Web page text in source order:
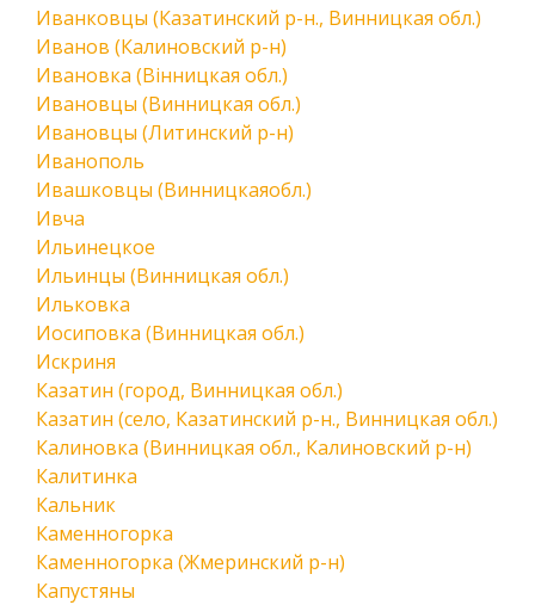
Иванковцы (Казатинский р-н., Винницкая обл.)
Иванов (Калиновский р-н)
Ивановка (Вінницкая обл.)
Ивановцы (Винницкая обл.)
Ивановцы (Литинский р-н)
Иванополь
Ивашковцы (Винницкаяобл.)
Ивча
Ильинецкое
Ильинцы (Винницкая обл.)
Ильковка
Иосиповка (Винницкая обл.)
Искриня
Казатин (город, Винницкая обл.)
Казатин (село, Казатинский р-н., Винницкая обл.)
Калиновка (Винницкая обл., Калиновский р-н)
Калитинка
Кальник
Каменногорка
Каменногорка (Жмеринский р-н)
Капустяны